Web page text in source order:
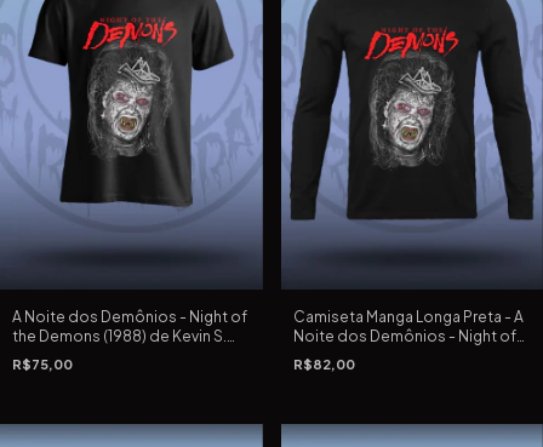
A Noite dos Demônios - Night of
the Demons (1988) de Kevin S.
Tenney - Camiseta Preta
Tradicional e Extra Grande
R$75,00
Camiseta Manga Longa Preta - A
Noite dos Demônios - Night of
the Demons (1988) de Kevin S.
Tenney
R$82,00